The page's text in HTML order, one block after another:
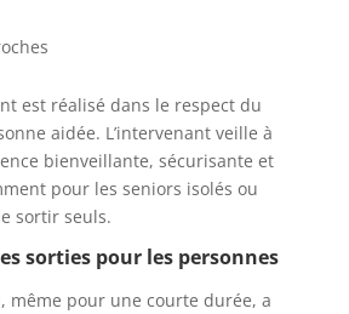
est réalisé dans le respect du
aidée. L’intervenant veille à
bienveillante, sécurisante et
pour les seniors isolés ou
sortir seuls.
sorties pour les personnes
même pour une courte durée, a